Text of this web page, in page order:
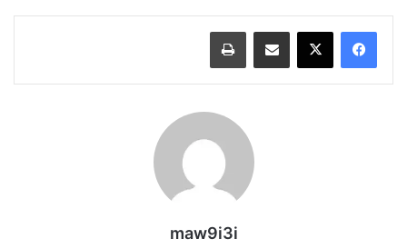
مشاركة عبر البريد طباعة
maw9i3i